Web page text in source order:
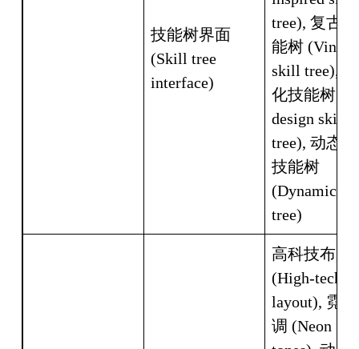
技能树界面
(Skill tree
interface)
tree), 复古
能树
skill tree),
化技能树
design skill
tree), 动态
技能树
(Dynamic
tree)
高科技布局
(High-tech
layout), 霓
调 (Neon